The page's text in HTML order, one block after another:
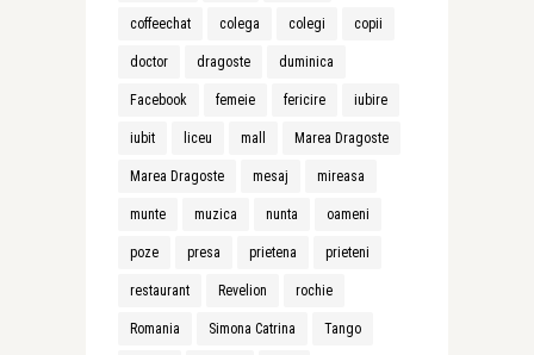
coffeechat colega colegi copii
doctor dragoste duminica
Facebook femeie fericire iubire
iubit liceu mall Marea Dragoste
Marea Dragoste mesaj mireasa
munte muzica nunta oameni
poze presa prietena prieteni
restaurant Revelion rochie
Romania Simona Catrina Tango